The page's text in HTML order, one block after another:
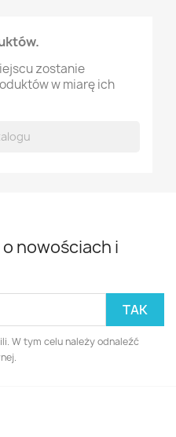
zostanie
w miarę ich
nowościach i
W tym celu należy odnaleźć